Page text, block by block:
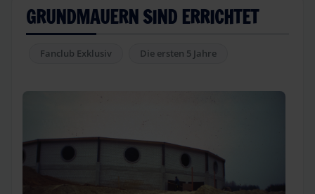
GRUNDMAUERN SIND ERRICHTET
Fanclub Exklusiv Die ersten 5 Jahre